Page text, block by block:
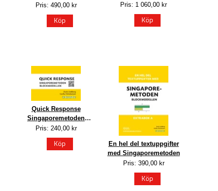
Pris: 490,00 kr
Köp
Pris: 1 060,00 kr
Köp
Quick Response
Singaporemetoden
Blockmodellen
Pris: 240,00 kr
Köp
En hel del textuppgifter
med Singaporemetoden
Pris: 390,00 kr
Köp